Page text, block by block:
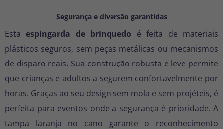
Segurança e diversão garantidas
Esta espingarda de brinquedo é feita de materiais
plásticos seguros, sem peças metálicas ou mecanismos
de disparo reais. Sua construção robusta e leve permite
que crianças e adultos a segurem confortavelmente por
horas. Graças ao seu design sem mola e sem projéteis, é
perfeita para eventos onde a segurança é prioridade. A
tampa laranja no cano garante o reconhecimento